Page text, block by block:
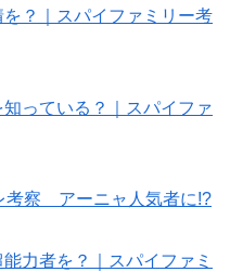
？｜スパイファミリー考
っている？｜スパイファ
考察 アーニャ人気者に!?
力者を？｜スパイファミ